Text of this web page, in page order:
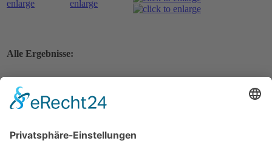
Alle Ergebnisse:
Nennungsliste
Ergebnis Zeittraining
Startaufstellung Vorlauf 1
Original Zeitnahme